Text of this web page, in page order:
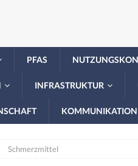
PFAS
INFRASTRUKTUR
KOMMUNIKATION
Schmerzmittel